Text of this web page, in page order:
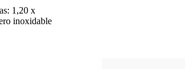
1,20 x
inoxidable